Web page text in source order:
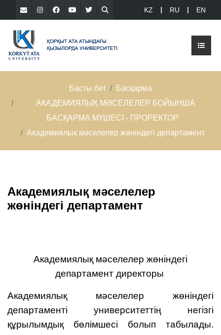
KZ RU EN
Басты бет
Басқарма
АКАДЕМИЯЛЫҚ МӘСЕЛЕЛЕР БОЙЫНША
БАСҚАРМА МҮШЕСІ - ПРОРЕКТОР
Aкадемиялық мәселелер жөніндегі департамент
Aкадемиялық мәселелер
жөніндегі департамент
Aкадемиялық мәселелер жөніндегі
департамент директоры
Академиялық мәселелер жөніндегі
департаменті университеттің негізгі
құрылымдық бөлімшесі болып табылады.